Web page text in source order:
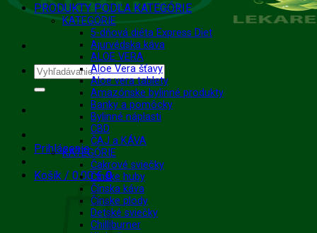
Hľadať:
Prihlásenie
Košík / 0.00€ 0
PRODUKTY PODĽA KATEGÓRIE
KATEGÓRIE
5-dňová diéta Express Diet
Ajurvédska káva
ALOE VERA
Aloe Vera šťavy
Aloe vera tablety
Amazónske bylinné produkty
Banky a pomôcky
Bylinné náplasti
CBD
ČAJ a KÁVA
KATEGÓRIE
Čakrové sviečky
Čínske huby
Čínska káva
Čínske plody
Detské sviečky
Chilliburner